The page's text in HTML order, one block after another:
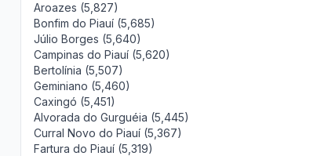
Aroazes (5,827)
Bonfim do Piauí (5,685)
Júlio Borges (5,640)
Campinas do Piauí (5,620)
Bertolínia (5,507)
Geminiano (5,460)
Caxingó (5,451)
Alvorada do Gurguéia (5,445)
Curral Novo do Piauí (5,367)
Fartura do Piauí (5,319)